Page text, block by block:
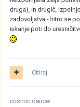
druga), in drugič,
zadovoljstva - hitro se
iskanje poti do
Citiraj
cosmic dancer